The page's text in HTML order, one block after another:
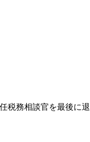
税務相談官を最後に退